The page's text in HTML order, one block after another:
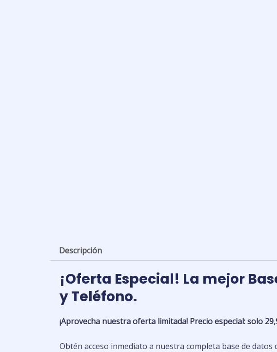
Descripción
¡Oferta Especial! La mejor
y Teléfono.
¡Aprovecha nuestra oferta limitada! Precio especial: solo
Obtén acceso inmediato a nuestra completa base de